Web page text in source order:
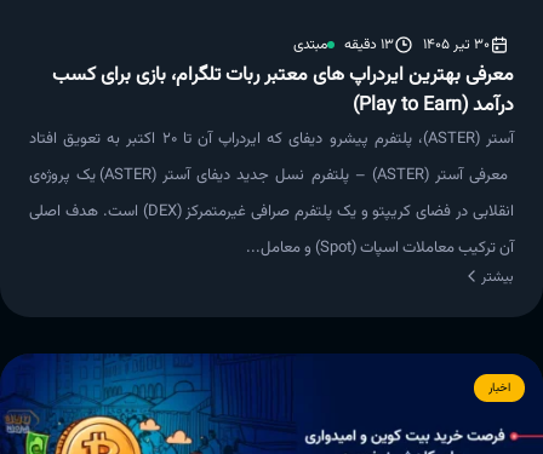
30 تیر 1405 13 دقیقه مبتدی
معرفی بهترین ایردراپ های معتبر ربات تلگرام، بازی برای کسب
درآمد (Play to Earn)
آستر (ASTER)، پلتفرم پیشرو دیفای که ایردراپ آن تا ۲۰ اکتبر به تعویق افتاد
معرفی آستر (ASTER) – پلتفرم نسل جدید دیفای آستر (ASTER) یک پروژه‌ی
انقلابی در فضای کریپتو و یک پلتفرم صرافی غیرمتمرکز (DEX) است. هدف اصلی
آن ترکیب معاملات اسپات (Spot) و معامل...
بیشتر
اخبار